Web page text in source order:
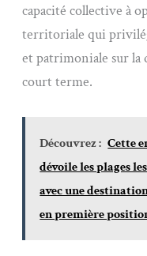
capacité collective à
territoriale qui
et patrimoniale sur la
court terme.
Découvrez : Cette
dévoile les plages
avec une
en première